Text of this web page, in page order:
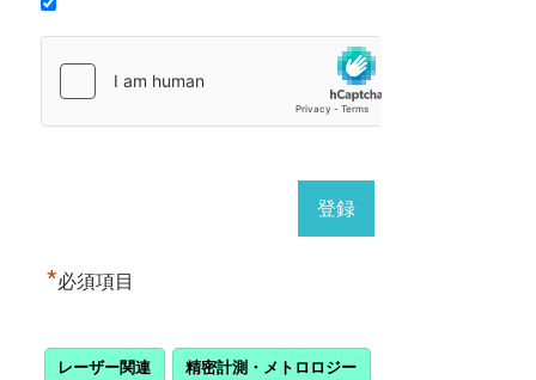
*必須項目
レーザー関連 精密計測・メトロロジー